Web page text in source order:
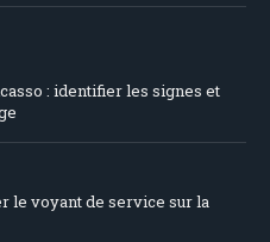
: identifier les signes et
le voyant de service sur la